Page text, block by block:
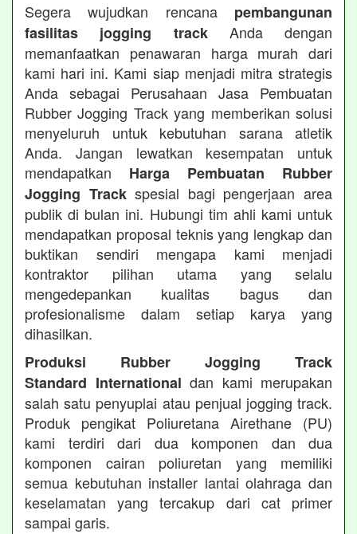
Segera wujudkan rencana pembangunan
fasilitas jogging trackAnda dengan
memanfaatkan penawaran harga murah dari
kami hari ini. Kami siap menjadi mitra strategis
Anda sebagai Perusahaan Jasa Pembuatan
Rubber Jogging Track yang memberikan solusi
menyeluruh untuk kebutuhan sarana atletik
Anda. Jangan lewatkan kesempatan untuk
mendapatkan Harga Pembuatan Rubber
Jogging Trackspesial bagi pengerjaan area
publik di bulan ini. Hubungi tim ahli kami untuk
mendapatkan proposal teknis yang lengkap dan
buktikan sendiri mengapa kami menjadi
kontraktor pilihan utama yang selalu
mengedepankan kualitas bagus dan
profesionalisme dalam setiap karya yang
dihasilkan.
Produksi Rubber Jogging Track
Standard International dan kami merupakan
salah satu penyuplai atau penjual jogging track.
Produk pengikat Poliuretana Airethane (PU)
kami terdiri dari dua komponen dan dua
komponen cairan poliuretan yang memiliki
semua kebutuhan installer lantai olahraga dan
keselamatan yang tercakup dari cat primer
sampai garis.